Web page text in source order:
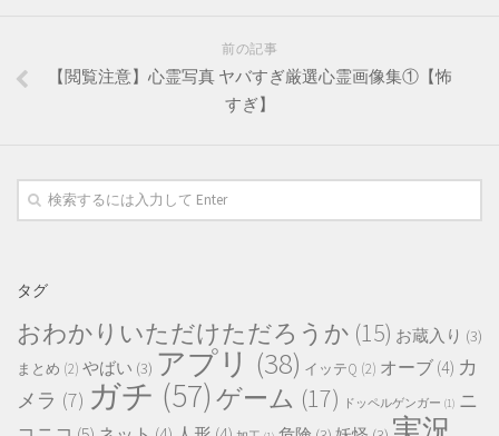
前の記事
【閲覧注意】心霊写真 ヤバすぎ厳選心霊画像集①【怖
すぎ】
タグ
おわかりいただけただろうか (15) お蔵入り (3)
まとめ (2) やばい (3) アプリ (38) イッテQ (2) オーブ (4) カ
メラ (7) ガチ (57) ゲーム (17) ドッペルゲンガー (1) ニ